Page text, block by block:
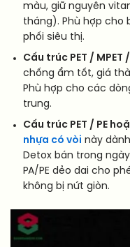
màu, giữ nguyên
tháng). Phù hợp cho
phối siêu thị.
Cấu trúc PET / MPET
chống ẩm tốt, giá
Phù hợp cho các
trung.
Cấu trúc PET / PE
nhựa có vòi này
Detox bán trong
PA/PE dẻo dai cho
không bị nứt giòn.